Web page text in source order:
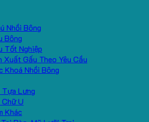
Nhồi Bông
Bông
Tốt Nghiệp
Xuất Gấu Theo Yêu Cầu
Khoá Nhồi Bông
Tựa Lưng
Chữ U
Khác